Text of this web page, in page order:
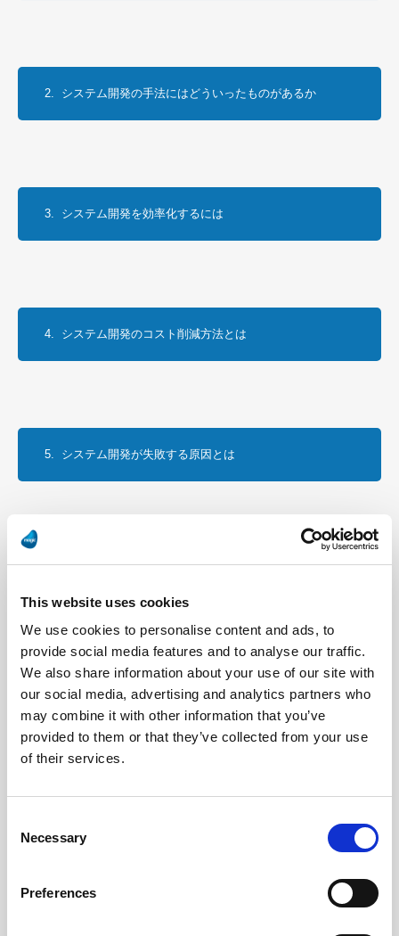
This website uses cookies
We use cookies to personalise content and ads, to
provide social media features and to analyse our traffic.
We also share information about your use of our site with
our social media, advertising and analytics partners who
may combine it with other information that you’ve
provided to them or that they’ve collected from your use
of their services.
Selection
Necessary
Preferences
2.  システム開発の手法にはどういったものがあるか
3.  システム開発を効率化するには
4.  システム開発のコスト削減方法とは
5.  システム開発が失敗する原因とは
7.  社内システムの開発を効率化するには